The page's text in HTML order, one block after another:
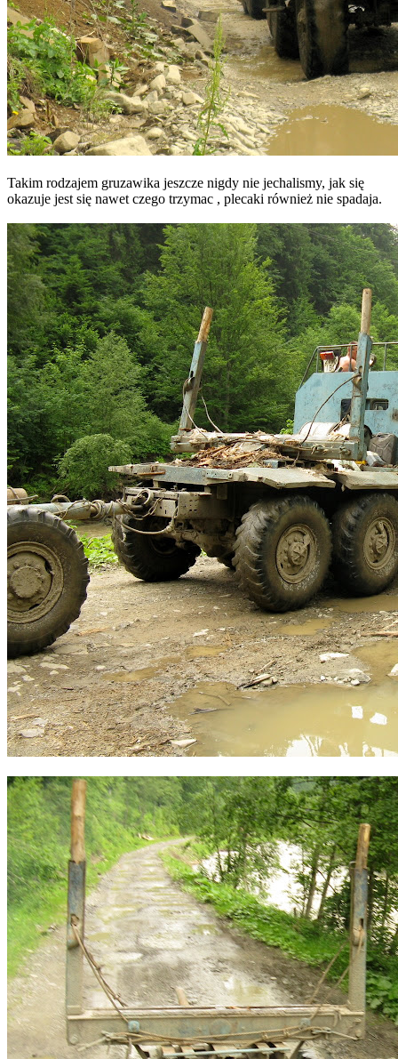
Takim rodzajem gruzawika jeszcze nigdy nie jechalismy, jak się
okazuje jest się nawet czego trzymac , plecaki również nie spadaja.